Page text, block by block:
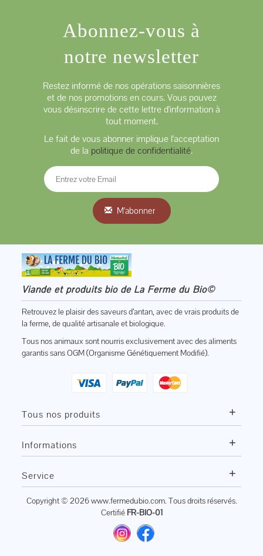
Abonnez-vous à
notre newsletter
Restez informé de nos opérations saisonnières
et de nos promotions en cours. Vous pouvez
vous désinscrire de cette lettre d'information à
tout moment.
Le fait de vous abonner implique l'acceptation
de la politique de confidentialité.
M'abonner
Viande et produits bio de La Ferme du Bio©
Retrouvez le plaisir des saveurs d’antan, avec de vrais produits de
la ferme, de qualité artisanale et biologique.
Tous nos animaux sont nourris exclusivement avec des aliments
garantis sans OGM (Organisme Génétiquement Modifié).
Tous nos produits +
Informations +
Service +
Copyright © 2026www.fermedubio.com. Tous droits réservés.
Certifié FR-BIO-01